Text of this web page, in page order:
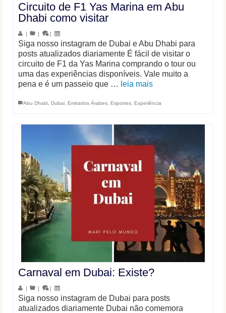
Circuito de F1 Yas Marina em Abu
Dhabi como visitar
| | |
Siga nosso instagram de Dubai e Abu Dhabi para
posts atualizados diariamente É fácil de visitar o
circuito de F1 da Yas Marina comprando o tour ou
uma das experiências disponíveis. Vale muito a
pena e é um passeio que … leia mais
Abu Dhabi Dubai Emirados Árabes Esportes Experiência
Carnaval em Dubai: Existe?
| | |
Siga nosso instagram de Dubai para posts
atualizados diariamente Dubai não comemora